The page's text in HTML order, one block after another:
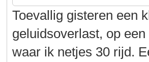
Toevallig gisteren een
geluidsoverlast, op
waar ik netjes 30 rijd.